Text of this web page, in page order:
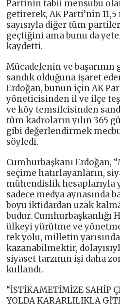
Partinin tabii mensubu
getirerek, AK Parti’nin
sayısıyla diğer tüm
geçtiğini ama bunu da
kaydetti.
Mücadelenin ve
sandık olduğuna işaret
Erdoğan, bunun için AK
yöneticisinden il ve ilçe
ve köy temsilcisinden
tüm kadroların yılın 365
gibi değerlendirmek
söyledi.
Cumhurbaşkanı Erdoğan,
seçime hatırlayanların,
mühendislik hesaplarıyla
sadece medya aynasında
boyu iktidardan uzak
budur. Cumhurbaşkanlığı
ülkeyi yürütme ve
tek yolu, milletin
kazanabilmektir,
siyaset tarzının işi daha
kullandı.
“İSTİKAMETİMİZE SAHİP
YOLDA KARARLILIKLA